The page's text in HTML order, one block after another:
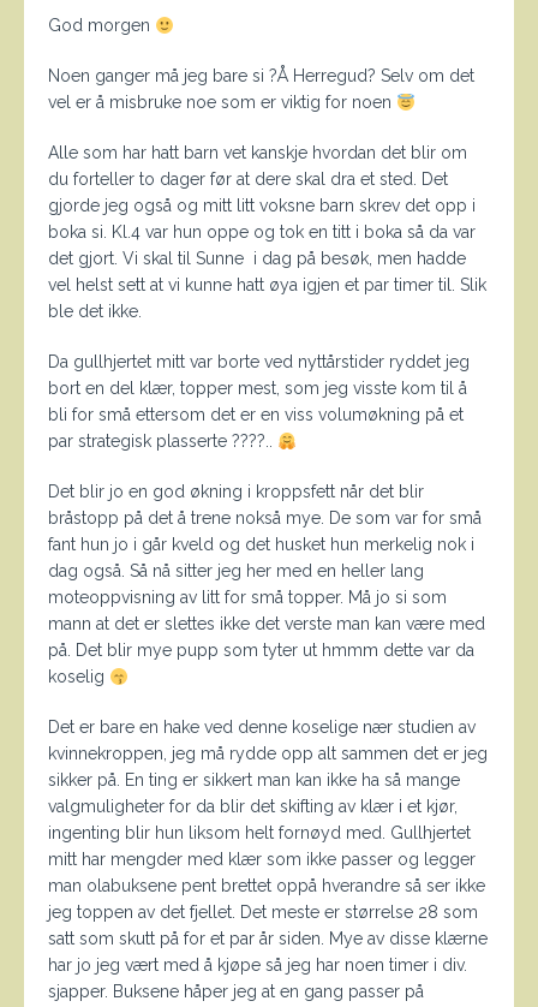
God morgen
Noen ganger må jeg bare si ?Å Herregud? Selv om det
vel er å misbruke noe som er viktig for noen
Alle som har hatt barn vet kanskje hvordan det blir om
du forteller to dager før at dere skal dra et sted. Det
gjorde jeg også og mitt litt voksne barn skrev det opp i
boka si. Kl.4 var hun oppe og tok en titt i boka så da var
det gjort. Vi skal til Sunne i dag på besøk, men hadde
vel helst sett at vi kunne hatt øya igjen et par timer til. Slik
ble det ikke.
Da gullhjertet mitt var borte ved nyttårstider ryddet jeg
bort en del klær, topper mest, som jeg visste kom til å
bli for små ettersom det er en viss volumøkning på et
par strategisk plasserte ????..
Det blir jo en god økning i kroppsfett når det blir
bråstopp på det å trene nokså mye. De som var for små
fant hun jo i går kveld og det husket hun merkelig nok i
dag også. Så nå sitter jeg her med en heller lang
moteoppvisning av litt for små topper. Må jo si som
mann at det er slettes ikke det verste man kan være med
på. Det blir mye pupp som tyter ut hmmm dette var da
koselig
Det er bare en hake ved denne koselige nær studien av
kvinnekroppen, jeg må rydde opp alt sammen det er jeg
sikker på. En ting er sikkert man kan ikke ha så mange
valgmuligheter for da blir det skifting av klær i et kjør,
ingenting blir hun liksom helt fornøyd med. Gullhjertet
mitt har mengder med klær som ikke passer og legger
man olabuksene pent brettet oppå hverandre så ser ikke
jeg toppen av det fjellet. Det meste er størrelse 28 som
satt som skutt på for et par år siden. Mye av disse klærne
har jo jeg vært med å kjøpe så jeg har noen timer i div.
sjapper. Buksene håper jeg at en gang passer på